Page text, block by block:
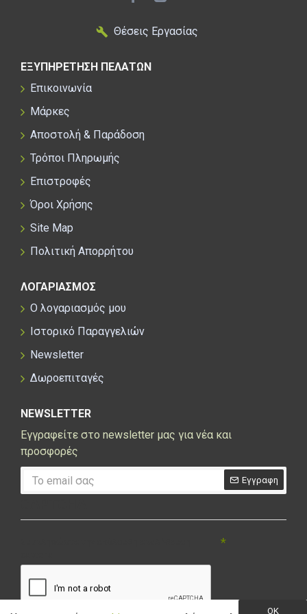
Ενσωματωμένη ελαστικό ταινία με
στη θέση του.
Ανάγλυφα λογότυπα και ελαστικό
επιτρέπει τη μεταφορά θερμότητας.
Μαξιλάρι καθίσματος Progetto X2 Air
Θέσεις Εργασίας
ΕΞΥΠΗΡΕΤΗΣΗ ΠΕΛΑΤΩΝ
Επικοινωνία
Μάρκες
Αποστολή & Παράδοση
Τρόποι Πληρωμής
Επιστροφές
Όροι Χρήσης
Site Map
Πολιτική Απορρήτου
ΛΟΓΑΡΙΑΣΜΟΣ
Ο λογαριασμός μου
Ιστορικό Παραγγελιών
Newsletter
Δωροεπιταγές
NEWSLETTER
Εγγραφείτε στο newsletter μας για νέα και
προσφορές
Εγγραφη
OK